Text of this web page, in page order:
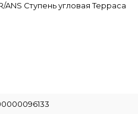
ANS Ступень угловая Терраса